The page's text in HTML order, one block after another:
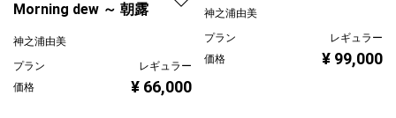
Morning dew ～ 朝露
神之浦由美
プラン
レギュラー
価格
¥ 66,000
神之浦由美
プラン
レギュラー
価格
¥ 99,000